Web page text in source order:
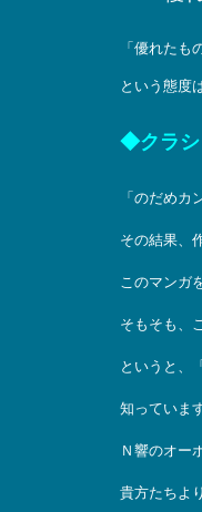
「優れた
という態度
◆クラシ
「のだめ
その結果、
このマンガ
そもそも、
というと、
知っていま
Ｎ響のオー
貴方たちよ